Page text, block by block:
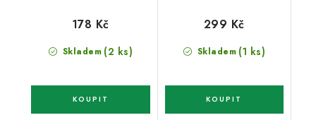
Skladem (2 ks)
178 Kč
Skladem (1 ks)
299 Kč